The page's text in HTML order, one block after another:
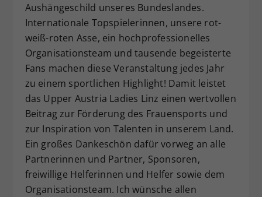
Aushängeschild unseres Bundeslandes.
Internationale Topspielerinnen, unsere rot-
weiß-roten Asse, ein hochprofessionelles
Organisationsteam und tausende begeisterte
Fans machen diese Veranstaltung jedes Jahr
zu einem sportlichen Highlight! Damit leistet
das Upper Austria Ladies Linz einen wertvollen
Beitrag zur Förderung des Frauensports und
zur Inspiration von Talenten in unserem Land.
Ein großes Dankeschön dafür vorweg an alle
Partnerinnen und Partner, Sponsoren,
freiwillige Helferinnen und Helfer sowie dem
Organisationsteam. Ich wünsche allen